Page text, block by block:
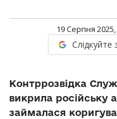
19 Серпня
Контррозвідка
викрила російську
займалася